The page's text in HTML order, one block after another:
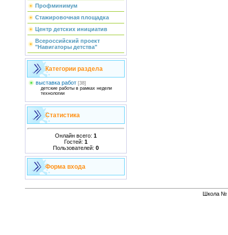
Профминимум
Стажировочная площадка
Центр детских инициатив
Всероссийский проект
"Навигаторы детства"
Категории раздела
выставка работ [38]
детские работы в рамках недели
технологии
Статистика
Онлайн всего: 1
Гостей: 1
Пользователей: 0
Форма входа
Школа №